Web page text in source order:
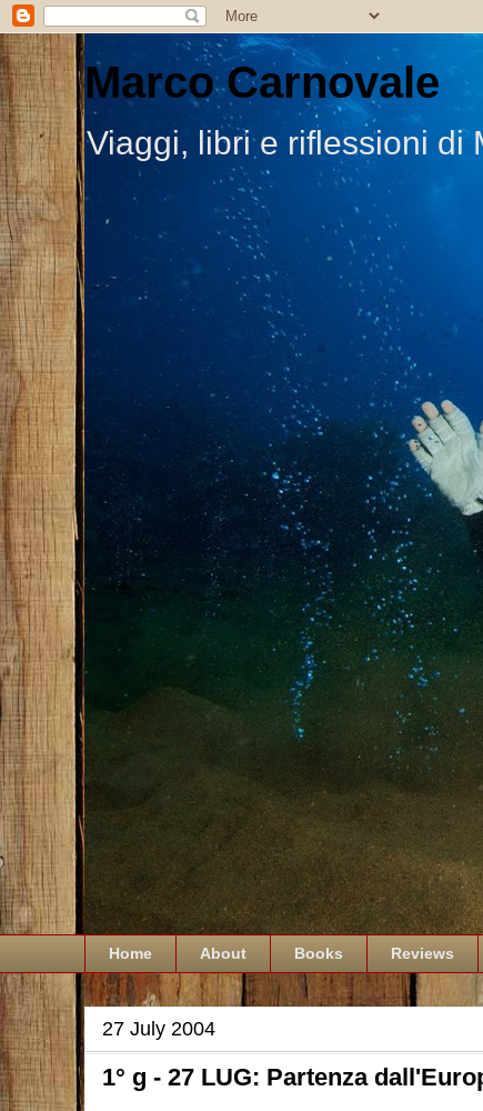
Marco Carnovale
Viaggi, libri e riflessioni di
Home About Books Reviews
27 July 2004
1° g - 27 LUG: Partenza